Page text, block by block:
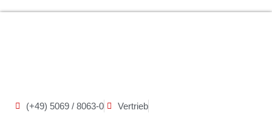
(+49) 5069 / 8063-0
Vertrieb